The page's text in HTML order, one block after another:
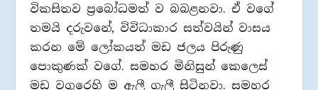
විකසිතව ප්‍රබෝධමත් ව බබළනවා. ඒ වගේ
තමයි දරුවනේ, විවිධාකාර සත්වයින් වාසය
කරන මේ ලෝකයත් මඩ ජලය පිරුණු
පොකුණක් වගේ. සමහර මිනිසුන් කෙලෙස්
මඩ වගුරෙහි ම ඇලී ගැලී සිටිනවා. සමහර